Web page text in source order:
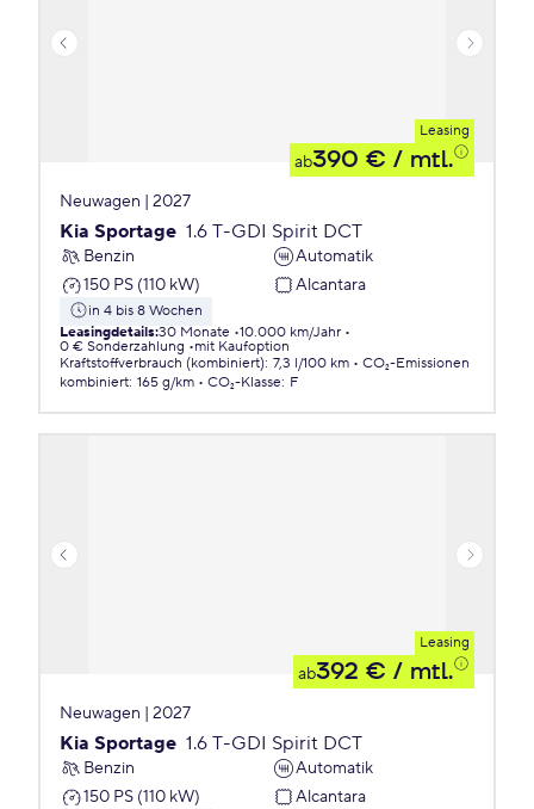
Leasing
ab390 € / mtl.
Neuwagen | 2027
Kia Sportage 1.6 T-GDI Spirit DCT
Benzin
Automatik
150 PS (110 kW)
Alcantara
in 4 bis 8 Wochen
Leasingdetails:30 Monate 10.000 km/Jahr
0 € Sonderzahlung
mit Kaufoption
Kraftstoffverbrauch (kombiniert): 7,3 l/100 km
CO₂-Emissionen
kombiniert: 165 g/km CO₂-Klasse: F
Leasing
ab392 € / mtl.
Neuwagen | 2027
Kia Sportage 1.6 T-GDI Spirit DCT
Benzin
Automatik
150 PS (110 kW)
Alcantara